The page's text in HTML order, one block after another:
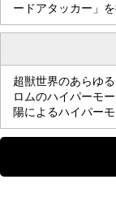
ードアタッカー」
超獣世界のあらゆ
ロムのハイパーモ
陽によるハイパー